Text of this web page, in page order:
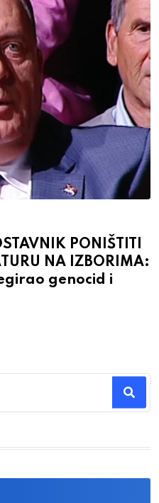
PONIŠTITI
NA IZBORIMA:
genocid i
results.